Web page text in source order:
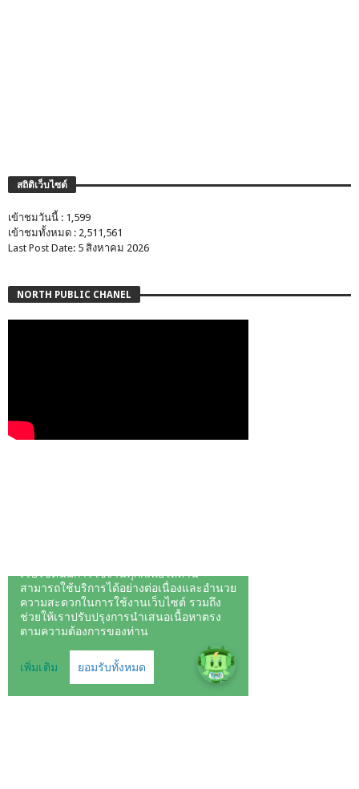
สถิติเว็บไซต์
เข้าชมวันนี้ : 1,599
เข้าชมทั้งหมด : 2,511,561
Last Post Date: 5 สิงหาคม 2026
NORTH PUBLIC CHANEL